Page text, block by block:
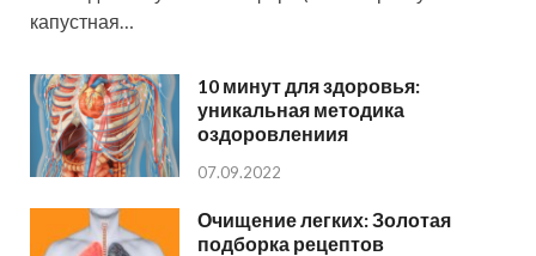
капустная…
10 минут для здоровья:
уникальная методика
оздоровлениия
07.09.2022
Очищение легких: Золотая
подборка рецептов